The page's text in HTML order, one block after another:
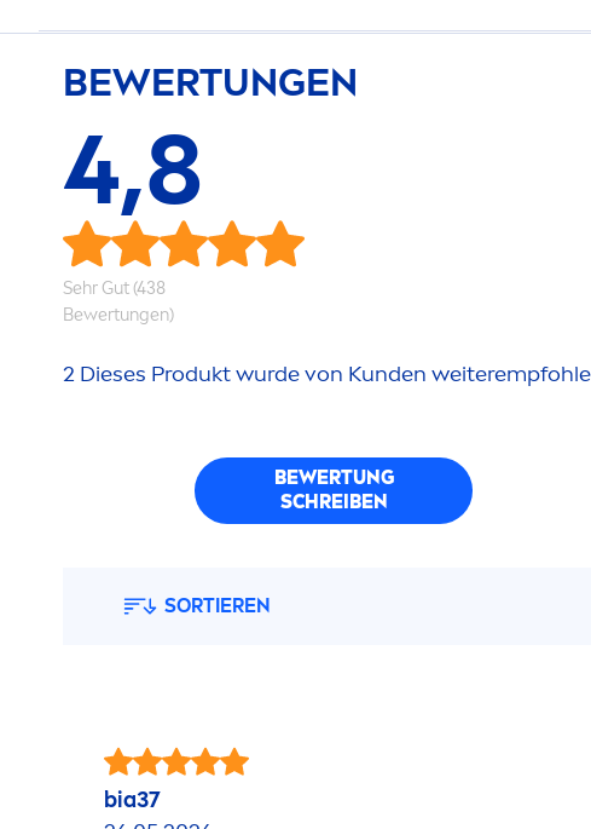
BEWERTUNGEN
4,8
Sehr Gut (438
Bewertungen)
2 Dieses Produkt wurde von Kunden
BEWERTUNG
SCHREIBEN
SORTIEREN
bia37